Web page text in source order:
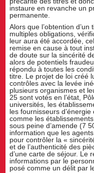
instaure en revanche un
permanente.
Alors que l’obtention
multiples obligations,
leur aura été accordée,
remise en cause à tout
de doute sur la sincérité
alors de potentiels
répondu à toutes les
titre. Le projet de loi créé
contrôles avec la levée
plusieurs organismes et
25 sont votés en l’état,
universités, les
les fournisseurs
comme les
sous peine d’amende (7
information que les
pour contrôler la «
et de l’authenticité des
d’une carte de séjour. Le
informations par le
posé comme un délit par